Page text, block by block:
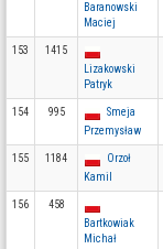
Baranowski
Maciej
153
1415
Lizakowski
Patryk
154 995
Smeja
Przemysław
155 1184
Orzoł
Kamil
156
458
Bartkowiak
Michał